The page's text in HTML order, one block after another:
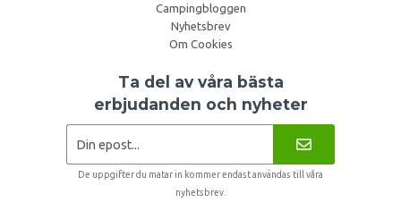
Campingbloggen
Nyhetsbrev
Om Cookies
Ta del av våra bästa
erbjudanden och nyheter
De uppgifter du matar in kommer endast användas till våra
nyhetsbrev.